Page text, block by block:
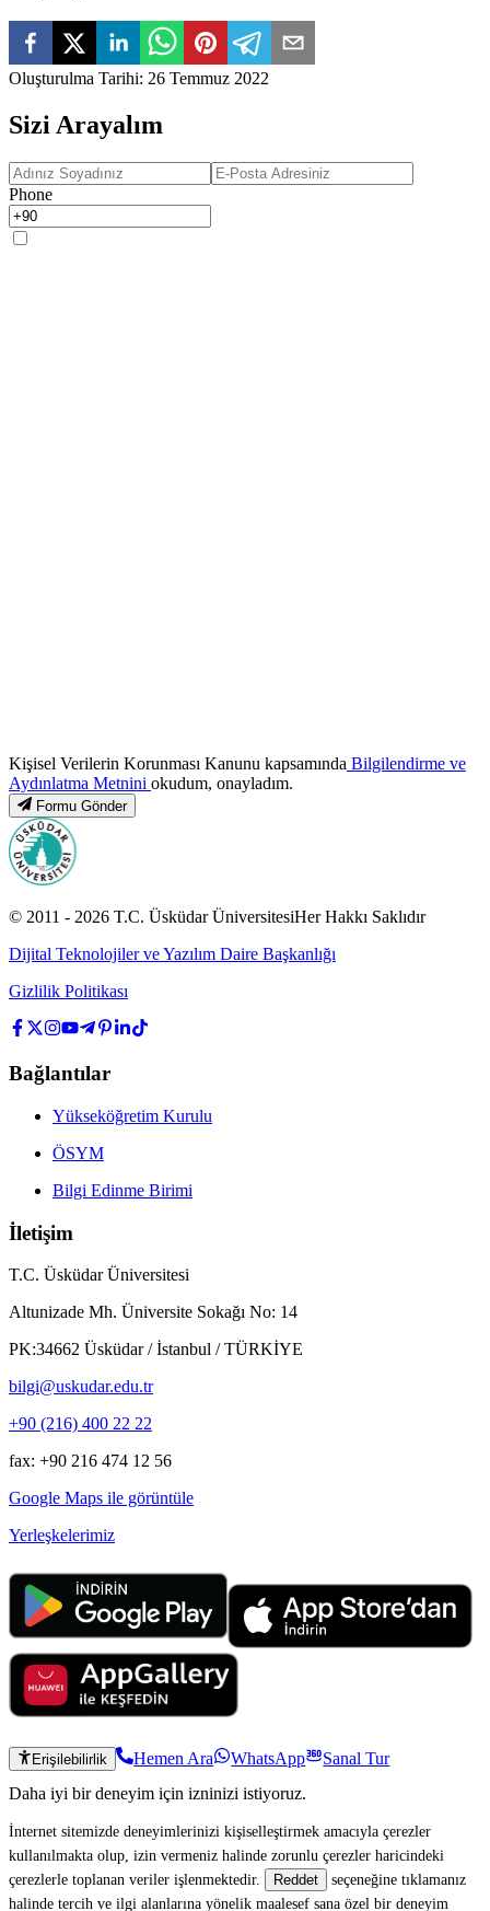
Oluşturulma Tarihi: 26 Temmuz 2022
Sizi Arayalım
Phone
Kişisel Verilerin Korunması Kanunu kapsamında Bilgilendirme ve
Aydınlatma Metnini okudum, onayladım.
Formu Gönder
© 2011 - 2026 T.C. Üsküdar ÜniversitesiHer Hakkı Saklıdır
Dijital Teknolojiler ve Yazılım Daire Başkanlığı
Gizlilik Politikası
Bağlantılar
Yükseköğretim Kurulu
ÖSYM
Bilgi Edinme Birimi
İletişim
T.C. Üsküdar Üniversitesi
Altunizade Mh. Üniversite Sokağı No: 14
PK:34662 Üsküdar / İstanbul / TÜRKİYE
bilgi@uskudar.edu.tr
+90 (216) 400 22 22
fax: +90 216 474 12 56
Google Maps ile görüntüle
Yerleşkelerimiz
Erişilebilirlik Hemen Ara WhatsApp
Sanal Tur
Daha iyi bir deneyim için izninizi istiyoruz.
İnternet sitemizde deneyimlerinizi kişiselleştirmek amacıyla çerezler
kullanılmakta olup, izin vermeniz halinde zorunlu çerezler haricindeki
çerezlerle toplanan veriler işlenmektedir.
Reddet
seçeneğine tıklamanız
halinde tercih ve ilgi alanlarına yönelik maalesef sana özel bir deneyim